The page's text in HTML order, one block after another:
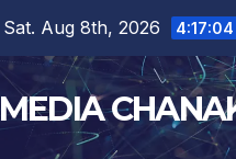
Sat. Aug 8th, 2026 4:17:05
MEDIA